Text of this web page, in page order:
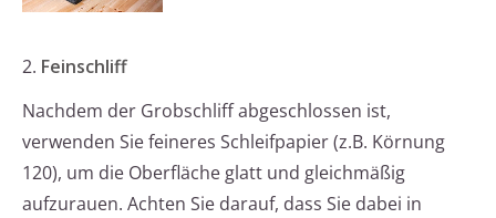
2. Feinschliff
Nachdem der Grobschliff abgeschlossen ist,
verwenden Sie feineres Schleifpapier (z.B. Körnung
120), um die Oberfläche glatt und gleichmäßig
aufzurauen. Achten Sie darauf, dass Sie dabei in